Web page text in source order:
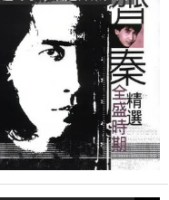
翻唱(播放:16)